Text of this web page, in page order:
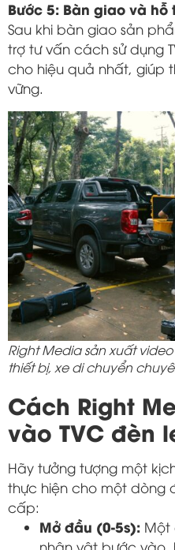
Bước 5: Bàn giao và
Sau khi bàn giao sản
trợ tư vấn cách sử dụng
cho hiệu quả nhất, giúp
vững.
Right Media sản xuất
thiết bị, xe di chuyển
Cách Right
vào TVC đèn
Hãy tưởng tượng một
thực hiện cho một dòng
cấp:
Mở đầu (0-5s): Một